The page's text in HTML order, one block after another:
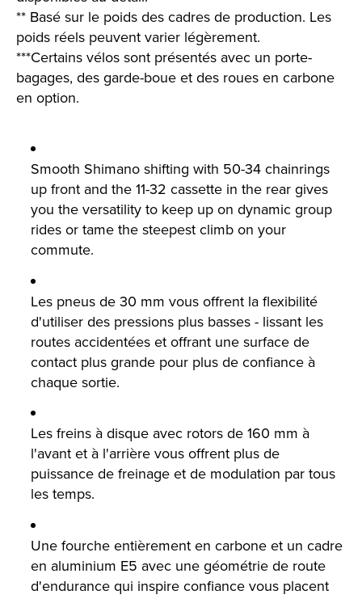
** Basé sur le poids des cadres de production. Les
poids réels peuvent varier légèrement.
***Certains vélos sont présentés avec un porte-
bagages, des garde-boue et des roues en carbone
en option.
Smooth Shimano shifting with 50-34 chainrings
up front and the 11-32 cassette in the rear gives
you the versatility to keep up on dynamic group
rides or tame the steepest climb on your
commute.
Les pneus de 30 mm vous offrent la flexibilité
d'utiliser des pressions plus basses - lissant les
routes accidentées et offrant une surface de
contact plus grande pour plus de confiance à
chaque sortie.
Les freins à disque avec rotors de 160 mm à
l'avant et à l'arrière vous offrent plus de
puissance de freinage et de modulation par tous
les temps.
Une fourche entièrement en carbone et un cadre
en aluminium E5 avec une géométrie de route
d'endurance qui inspire confiance vous placent